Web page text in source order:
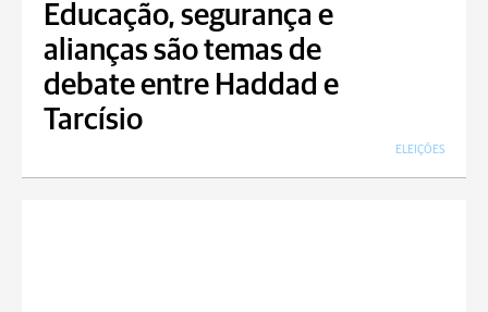
Educação, segurança e
alianças são temas de
debate entre Haddad e
Tarcísio
ELEIÇÕES